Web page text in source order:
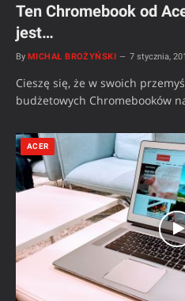
Ten Chromebook od
jest…
By MICHAŁ BROŻYŃSKI 7 stycznia,
Cieszę się, że w swoich
budżetowych Chromebooków
ACER